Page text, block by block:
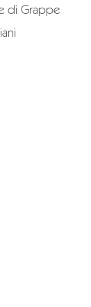
di Grappe